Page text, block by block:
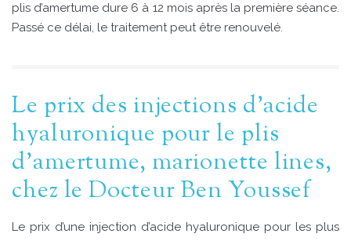
plis d’amertume dure 6 à 12 mois après la première séance.
Passé ce délai, le traitement peut être renouvelé.
Le prix des injections d’acide
hyaluronique pour le plis
d’amertume, marionette lines,
chez le Docteur Ben Youssef
Le prix d’une injection d’acide hyaluronique pour les plus